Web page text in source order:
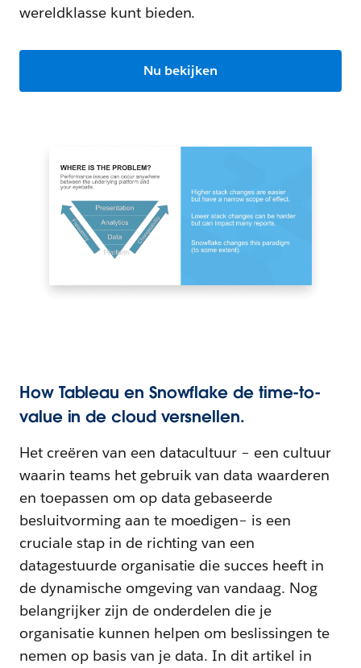
wereldklasse kunt bieden.
Nu bekijken
How Tableau en Snowflake de time-to-
value in de cloud versnellen.
Het creëren van een datacultuur – een cultuur
waarin teams het gebruik van data waarderen
en toepassen om op data gebaseerde
besluitvorming aan te moedigen– is een
cruciale stap in de richting van een
datagestuurde organisatie die succes heeft in
de dynamische omgeving van vandaag. Nog
belangrijker zijn de onderdelen die je
organisatie kunnen helpen om beslissingen te
nemen op basis van je data. In dit artikel in